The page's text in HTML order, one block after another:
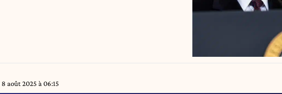
8 août 2025 à 06:15